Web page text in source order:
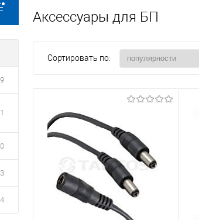
3
4
Аксессуары для БП
Сортировать по: